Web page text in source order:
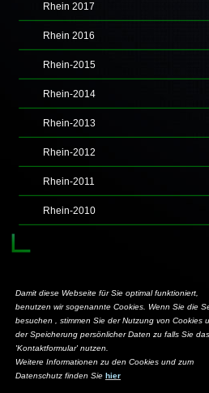
Rhein 2017
Rhein 2016
Rhein-2015
Rhein-2014
Rhein-2013
Rhein-2012
Rhein-2011
Rhein-2010
Damit diese Webseite für Sie optimal funktioniert,
benutzen wir sogenannte Cookies. Wenn Sie die
besuchen , stimmen Sie der Nutzung von Cookies
der Speicherung persönlicher Daten zu falls Sie das
'Kontaktformular' nutzen.
Weitere Informationen zu den Cookies und zum
Datenschutz finden Sie hier